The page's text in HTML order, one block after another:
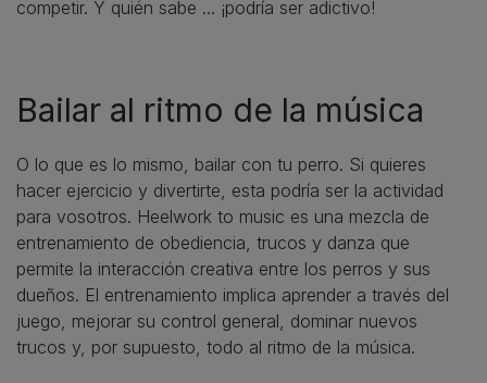
competir. Y quién sabe ... ¡podría ser adictivo!
Bailar al ritmo de la música
O lo que es lo mismo, bailar con tu perro. Si quieres
hacer ejercicio y divertirte, esta podría ser la actividad
para vosotros. Heelwork to music es una mezcla de
entrenamiento de obediencia, trucos y danza que
permite la interacción creativa entre los perros y sus
dueños. El entrenamiento implica aprender a través del
juego, mejorar su control general, dominar nuevos
trucos y, por supuesto, todo al ritmo de la música.